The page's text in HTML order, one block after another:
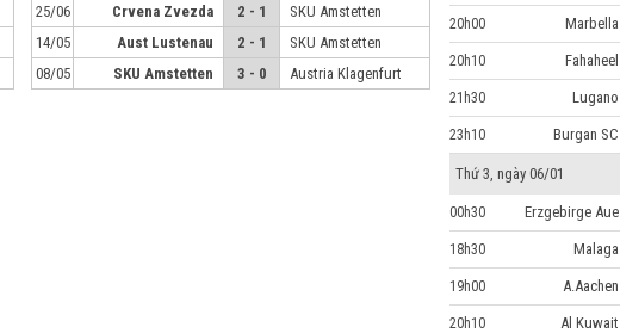
25/06
Crvena Zvezda 2 - 1
SKU Amstetten
14/05
Aust Lustenau 2 - 1
SKU Amstetten
08/05
SKU Amstetten 3 - 0 Austria Klagenfurt
20h00 Marbella
20h10 Fahaheel
21h30 Lugano
23h10 Burgan SC
Thứ 3, ngày 06/01
00h30 Erzgebirge Aue
18h30 Malaga
19h00 A.Aachen
20h10 Al Kuwait